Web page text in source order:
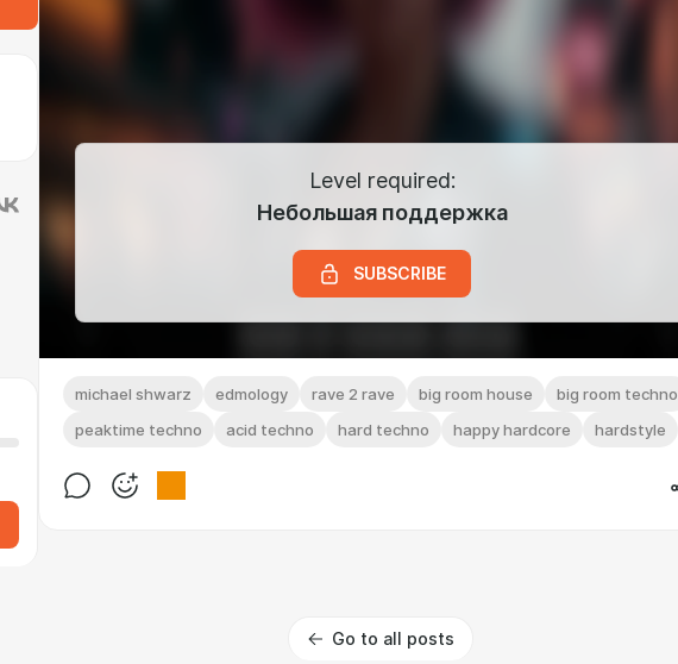
Level required:
Небольшая поддержка
SUBSCRIBE
michael shwarz edmology rave 2 rave big room house
big room techno
peaktime techno
acid techno hard techno happy hardcore hardstyle
Go to all posts